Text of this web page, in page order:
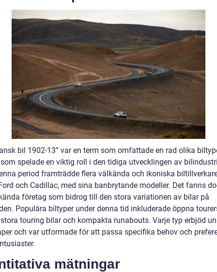
bil 1902-13” var en term som omfattade en rad olika
spelade en viktig roll i den tidiga utvecklingen av
period framträdde flera välkända och ikoniska
och Cadillac, med sina banbrytande modeller. Det fanns
företag som bidrog till den stora variationen av bilar på
Populära biltyper under denna tid inkluderade öppna
touring bilar och kompakta runabouts. Varje typ erbjöd
och var utformade för att passa specifika behov och
mätningar